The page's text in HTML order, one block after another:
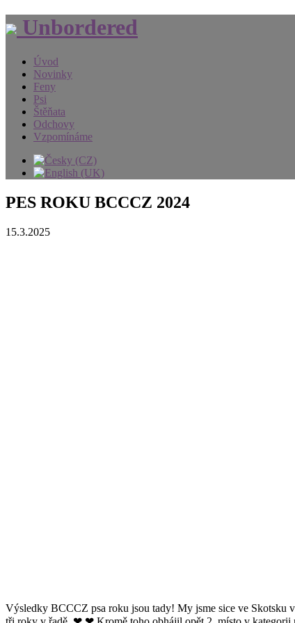
Unbordered
Úvod
Novinky
Feny
Psi
Štěňata
Odchovy
Vzpomínáme
PES ROKU BCCCZ 2024
15.3.2025
Výsledky BCCCZ psa roku jsou tady! My jsme sice ve Skotsku